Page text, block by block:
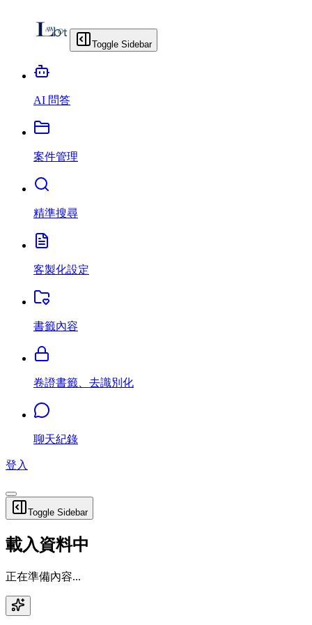
Toggle Sidebar
AI 問答
案件管理
精準搜尋
客製化設定
書籤內容
卷證書籤、去識別化
聊天紀錄
登入
Toggle Sidebar
載入資料中
正在準備內容...